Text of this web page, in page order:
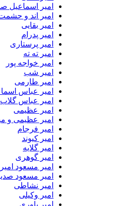
امیر اسماعیل صدفی
امیر اند و حشمت فغانی
امیر بقایی
امیر پدرام
امیر پرستاری
امیر ته ته
امیر خواجه پور
امیر شب
امیر طارمی
امیر عباس اسماعیلی
امیر عباس گلاب
امیر عظیمی
امیر عظیمی و میلاد بابایی
امیر فرجام
امیر کیوند
امیر گلایه
امیر گوهری
امیر مسعود امیری
امیر مسعود صدیق
امیر نشاطی
امیر وکیلی
امیر یاوری